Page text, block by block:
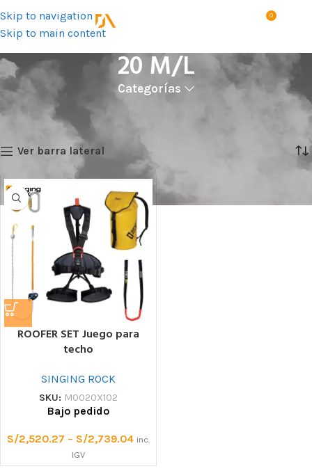
Skip to navigation
Skip to main content
MENÚ 0
20 M/L
Categorías
Talla del producto
Mostrando el único resultado
Ver barra lateral
ROOFER SET Juego para
techo
SINGING ROCK
SKU: M0020X102
Bajo pedido
S/2,520.27 – S/2,739.04 inc.
IGV